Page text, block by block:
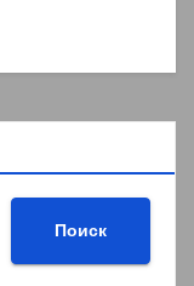
Поиск